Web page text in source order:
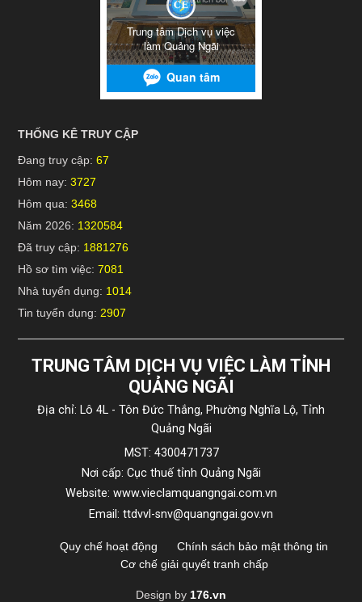
THỐNG KÊ TRUY CẬP
Đang truy cập: 67
Hôm nay: 3727
Hôm qua: 3468
Năm 2026: 1320584
Đã truy cập: 1881276
Hồ sơ tìm việc: 7081
Nhà tuyển dụng: 1014
Tin tuyển dụng: 2907
TRUNG TÂM DỊCH VỤ VIỆC LÀM TỈNH
QUẢNG NGÃI
Địa chỉ: Lô 4L - Tôn Đức Thắng, Phường Nghĩa Lộ, Tỉnh
Quảng Ngãi
MST: 4300471737
Nơi cấp: Cục thuế tỉnh Quảng Ngãi
Website: www.vieclamquangngai.com.vn
Email: ttdvvl-snv@quangngai.gov.vn
Quy chế hoạt động
Chính sách bảo mật thông tin
Cơ chế giải quyết tranh chấp
Design by 176.vn